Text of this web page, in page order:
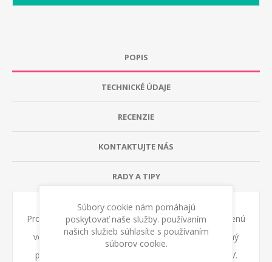
POPIS
TECHNICKÉ ÚDAJE
RECENZIE
KONTAKTUJTE NÁS
RADY A TIPY
Profi vysokotlakový čistič HA 1510 LP Lavor na studenú
vodu, lineárne čerpadlo, regulácia tlaku, nastaviteľný
prietok 600 l/hod, pracovný tlak 150-160 bar, 230 V.
Súbory cookie nám pomáhajú
poskytovať naše služby. používaním
našich služieb súhlasíte s používaním
súborov cookie.